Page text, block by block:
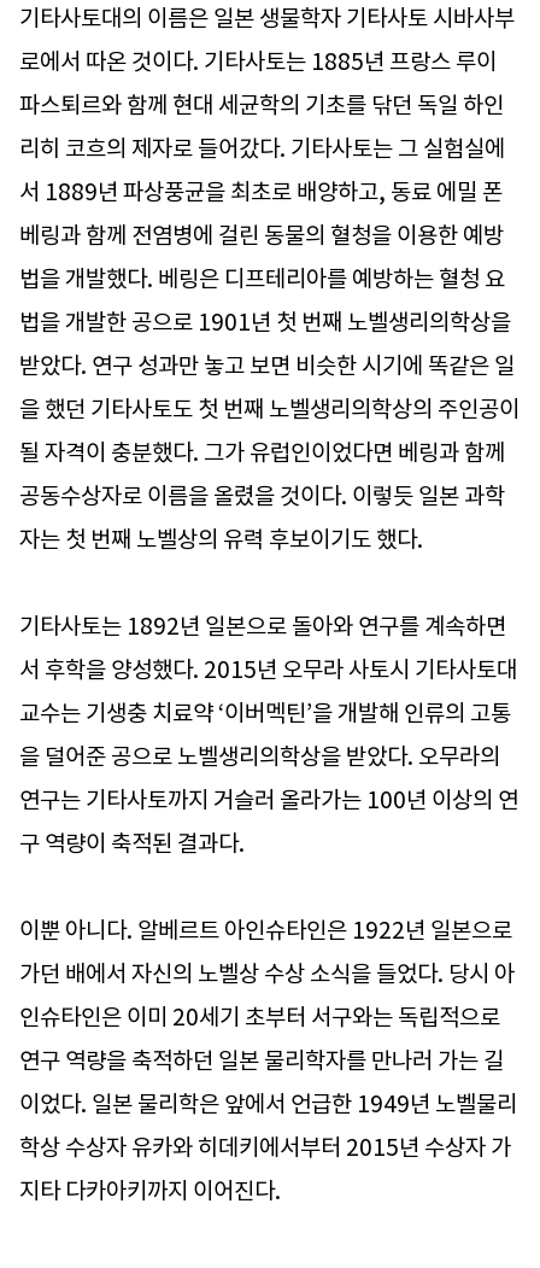
기타사토대의 이름은 일본 생물학자 기타사토 시바사부
로에서 따온 것이다. 기타사토는 1885년 프랑스 루이
파스퇴르와 함께 현대 세균학의 기초를 닦던 독일 하인
리히 코흐의 제자로 들어갔다. 기타사토는 그 실험실에
서 1889년 파상풍균을 최초로 배양하고, 동료 에밀 폰
베링과 함께 전염병에 걸린 동물의 혈청을 이용한 예방
법을 개발했다. 베링은 디프테리아를 예방하는 혈청 요
법을 개발한 공으로 1901년 첫 번째 노벨생리의학상을
받았다. 연구 성과만 놓고 보면 비슷한 시기에 똑같은 일
을 했던 기타사토도 첫 번째 노벨생리의학상의 주인공이
될 자격이 충분했다. 그가 유럽인이었다면 베링과 함께
공동수상자로 이름을 올렸을 것이다. 이렇듯 일본 과학
자는 첫 번째 노벨상의 유력 후보이기도 했다.
기타사토는 1892년 일본으로 돌아와 연구를 계속하면
서 후학을 양성했다. 2015년 오무라 사토시 기타사토대
교수는 기생충 치료약 ‘이버멕틴’을 개발해 인류의 고통
을 덜어준 공으로 노벨생리의학상을 받았다. 오무라의
연구는 기타사토까지 거슬러 올라가는 100년 이상의 연
구 역량이 축적된 결과다.
이뿐 아니다. 알베르트 아인슈타인은 1922년 일본으로
가던 배에서 자신의 노벨상 수상 소식을 들었다. 당시 아
인슈타인은 이미 20세기 초부터 서구와는 독립적으로
연구 역량을 축적하던 일본 물리학자를 만나러 가는 길
이었다. 일본 물리학은 앞에서 언급한 1949년 노벨물리
학상 수상자 유카와 히데키에서부터 2015년 수상자 가
지타 다카아키까지 이어진다.